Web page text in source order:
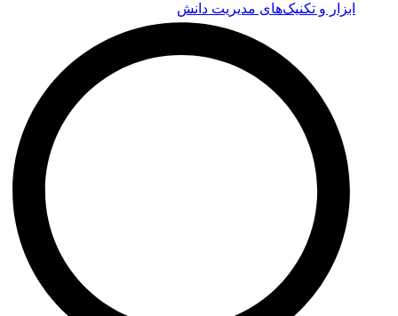
ابزار و تکنیک‌های مدیریت دانش